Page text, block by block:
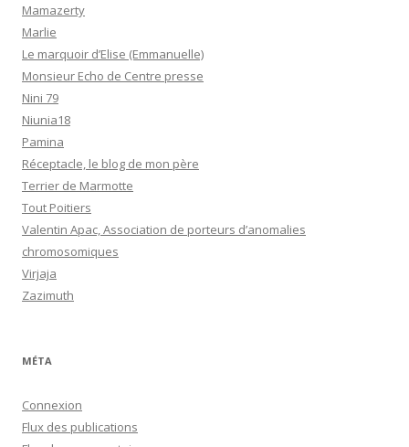
Mamazerty
Marlie
Le marquoir d’Elise (Emmanuelle)
Monsieur Echo de Centre presse
Nini 79
Niunia18
Pamina
Réceptacle, le blog de mon père
Terrier de Marmotte
Tout Poitiers
Valentin Apac, Association de porteurs d’anomalies
chromosomiques
Virjaja
Zazimuth
MÉTA
Connexion
Flux des publications